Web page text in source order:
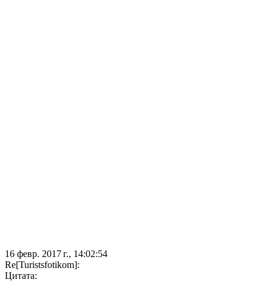
16 февр. 2017 г., 14:02:54
Re[Turistsfotikom]:
Цитата: